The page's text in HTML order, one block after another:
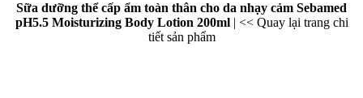
Sữa dưỡng thể cấp ẩm toàn thân cho da nhạy cảm Sebamed
pH5.5 Moisturizing Body Lotion 200ml| << Quay lại trang chi
tiết sản phẩm